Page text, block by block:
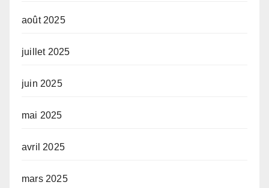
août 2025
juillet 2025
juin 2025
mai 2025
avril 2025
mars 2025